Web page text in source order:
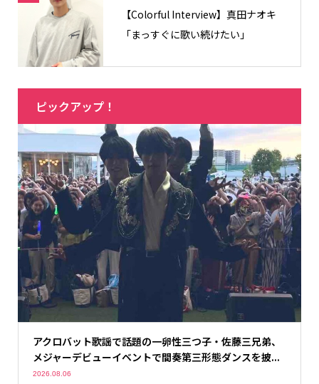
【Colorful Interview】真田ナオキ
「まっすぐに歌い続けたい」
ピックアップ！
アクロバット歌謡で話題の一卵性三つ子・佐藤三兄弟、
メジャーデビューイベントで間奏第三形態ダンスを披...
2026.08.06